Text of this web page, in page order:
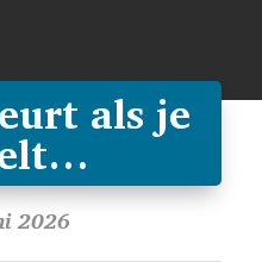
als je
2026